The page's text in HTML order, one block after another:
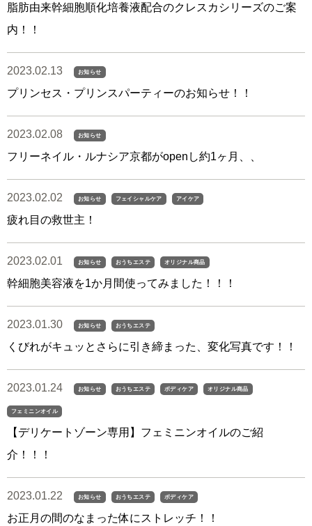
脂肪由来幹細胞順化培養液配合のクレスカシリーズのご案
内！！
2023.02.13 お知らせ
プリンセス・プリンスパーティーのお知らせ！！
2023.02.08 お知らせ
フリーネイル・ルナシア京都がopenし約1ヶ月、、
2023.02.02 お知らせ フェイシャルケア アイケア
疲れ目の救世主！
2023.02.01 お知らせ おうちエステ オリジナル商品
幹細胞美容液を1か月間使ってみました！！！
2023.01.30 お知らせ おうちエステ
くびれがキュッとさらに引き締まった、変化写真です！！
2023.01.24 お知らせ おうちエステ ボディケア オリジナル商品
フェミニンオイル
【デリケートゾーン専用】フェミニンオイルのご紹
介！！！
2023.01.22 お知らせ おうちエステ ボディケア
お正月の間のなまった体にストレッチ！！